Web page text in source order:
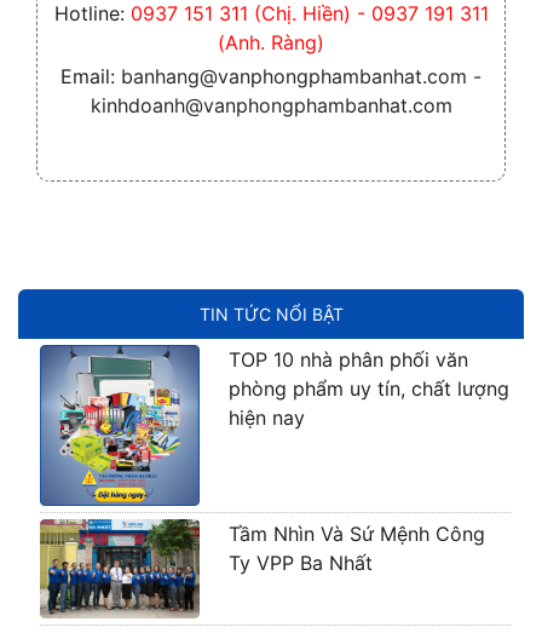
TIN TỨC NỔI BẬT
TOP 10 nhà phân phối văn
phòng phẩm uy tín, chất lượng
hiện nay
Tầm Nhìn Và Sứ Mệnh Công
Ty VPP Ba Nhất
Hotline: 0937 151 311 (Chị. Hiền) - 0937 191 311
(Anh. Ràng)
Email: banhang@vanphongphambanhat.com -
kinhdoanh@vanphongphambanhat.com